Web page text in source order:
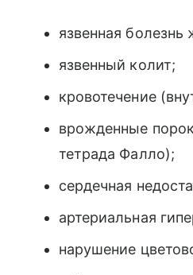
язвенная
язвенный колит;
кровотечение
врожденные
тетрада Фалло);
сердечная
артериальная
нарушение